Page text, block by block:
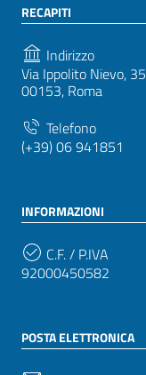
RECAPITI
Indirizzo
Via Ippolito Nievo, 35
00153, Roma
Telefono
(+39) 06 941851
INFORMAZIONI
C.F. / P.IVA
92000450582
POSTA ELETTRONICA